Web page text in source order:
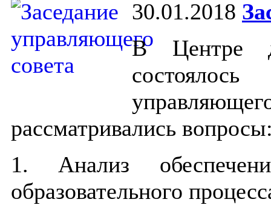
30.01.2018
В Центре
рассматривались
1. Анализ
образовательного